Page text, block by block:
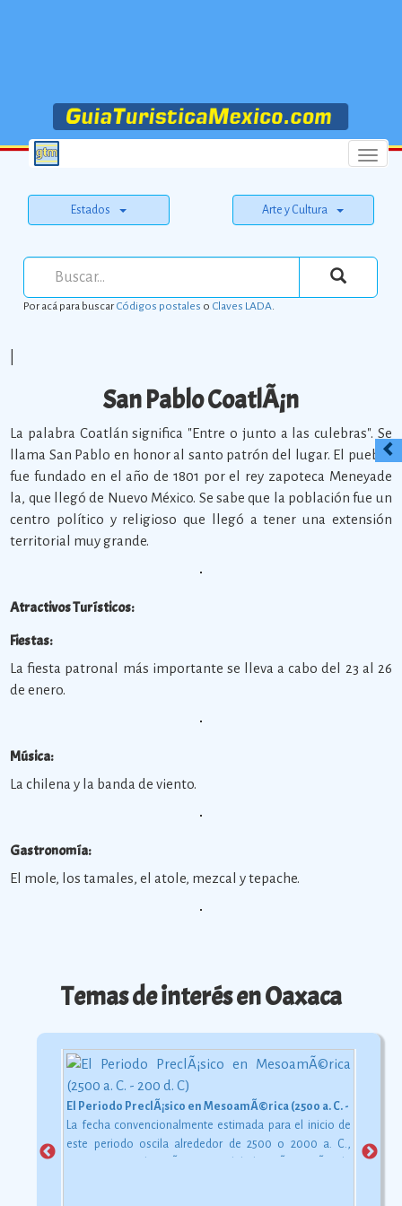
Menu
Estados Arte y Cultura
Por acá para buscarCódigos postales o Claves LADA.
San Pablo CoatlÃ¡n
La palabra Coatlán significa "Entre o junto a las culebras". Se
llama San Pablo en honor al santo patrón del lugar. El pueblo
fue fundado en el año de 1801 por el rey zapoteca Meneyade
la, que llegó de Nuevo México. Se sabe que la población fue un
centro político y religioso que llegó a tener una extensión
territorial muy grande.
Atractivos Turísticos:
Fiestas:
La fiesta patronal más importante se lleva a cabo del 23 al 26
de enero.
Música:
La chilena y la banda de viento.
Gastronomía:
El mole, los tamales, el atole, mezcal y tepache.
Temas de interés en Oaxaca
El Periodo PreclÃ¡sico en MesoamÃ©rica (2500 a. C. - 200 d. C)
La fecha convencionalmente estimada para el inicio de
este periodo oscila alrededor de 2500 o 2000 a. C.,